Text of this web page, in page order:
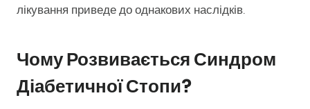
лікування приведе до однакових наслідків.
Чому Розвивається Синдром
Діабетичної Стопи?